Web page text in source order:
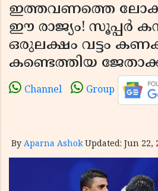
ഇത്തവണത്തെ
ഈ രാജ്യം! സൂപ്പർ
ഒരുലക്ഷം വട്ടം
കണ്ടെത്തിയ
Channel Group
By Aparna Ashok Updated: Jun 22,